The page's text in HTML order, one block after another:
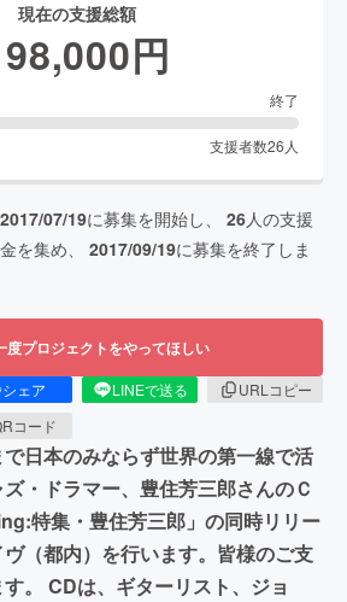
現在の支援総額
円
終了
支援者数26 人
2017/07/19に募集を開始し、 26人の支援
を集め、 2017/09/19に募集を終了しま
度プロジェクトをやってほしい
シェア LINEで送る
URLコピー
コード
日本のみならず世界の第一線で活
・ドラマー、豊住芳三郎さんのＣ
特集・豊住芳三郎」の同時リリー
（都内）を行います。皆様のご支
。 CDは、ギターリスト、ジョ